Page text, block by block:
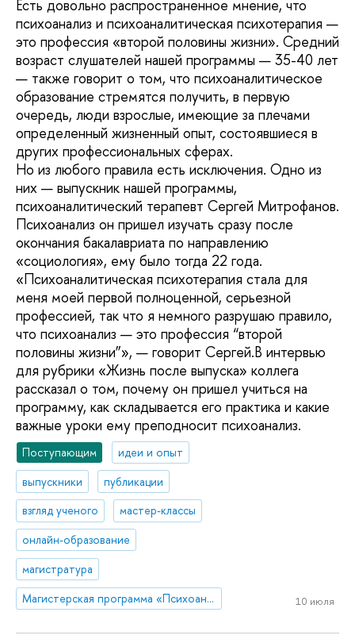
Есть довольно распространенное мнение, что
психоанализ и психоаналитическая психотерапия —
это профессия «второй половины жизни». Средний
возраст слушателей нашей программы — 35-40 лет
— также говорит о том, что психоаналитическое
образование стремятся получить, в первую
очередь, люди взрослые, имеющие за плечами
определенный жизненный опыт, состоявшиеся в
других профессиональных сферах.
Но из любого правила есть исключения. Одно из
них — выпускник нашей программы,
психоаналитический терапевт Сергей Митрофанов.
Психоанализ он пришел изучать сразу после
окончания бакалавриата по направлению
«социология», ему было тогда 22 года.
«Психоаналитическая психотерапия стала для
меня моей первой полноценной, серьезной
профессией, так что я немного разрушаю правило,
что психоанализ — это профессия “второй
половины жизни”», — говорит Сергей.В интервью
для рубрики «Жизнь после выпуска» коллега
рассказал о том, почему он пришел учиться на
программу, как складывается его практика и какие
важные уроки ему преподносит психоанализ.
Поступающим
идеи и опыт
выпускники
публикации
взгляд ученого
мастер-классы
онлайн-образование
магистратура
Магистерская программа «Психоанализ и психоаналитическая психотерапия»
10 июля